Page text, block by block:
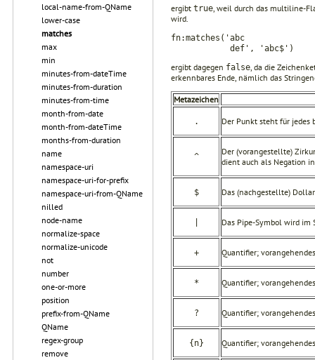
local-name-from-QName
lower-case
matches
max
min
minutes-from-dateTime
minutes-from-duration
minutes-from-time
month-from-date
month-from-dateTime
months-from-duration
name
namespace-uri
namespace-uri-for-prefix
namespace-uri-from-QName
nilled
node-name
normalize-space
normalize-unicode
not
number
one-or-more
position
prefix-from-QName
QName
regex-group
remove
ergibt true , weil durch das multiline-
wird.
fn:matches('abc
def', 'abc$')
ergibt dagegen false , da die
erkennbares Ende, nämlich das
Metazeichen
. Der Punkt steht für jedes
^
Der (vorangestellte)
dient auch als Negation
$ Das (nachgestellte)
Das Pipe-Symbol wird im
+ Quantifier;
* Quantifier;
? Quantifier;
{n} Quantifier;